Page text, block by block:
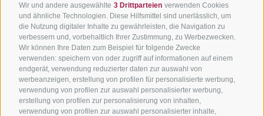
Wir und andere ausgewählte 3 Drittparteien verwenden Cookies
und ähnliche Technologien. Diese Hilfsmittel sind unerlässlich, um
die Nutzung digitaler Inhalte zu gewährleisten, die Navigation zu
verbessern und, vorbehaltlich Ihrer Zustimmung, zu Werbezwecken.
Wir können Ihre Daten zum Beispiel für folgende Zwecke
verwenden: speichern von oder zugriff auf informationen auf einem
endgerät, verwendung reduzierter daten zur auswahl von
werbeanzeigen, erstellung von profilen für personalisierte werbung,
verwendung von profilen zur auswahl personalisierter werbung,
erstellung von profilen zur personalisierung von inhalten,
verwendung von profilen zur auswahl personalisierter inhalte,
SÜDTIROL
Hotels & Pakete
Urlaubspakete
Unsere Gutscheine
Hot Deals
Bike & Work
SÜDTIROL
Mountainbiken in
Südtirol
Rennradfahren in
Südtirol
Radwege in Südtirol
Bikeshops & Verleihe
Kontakt
Anreise
Zum